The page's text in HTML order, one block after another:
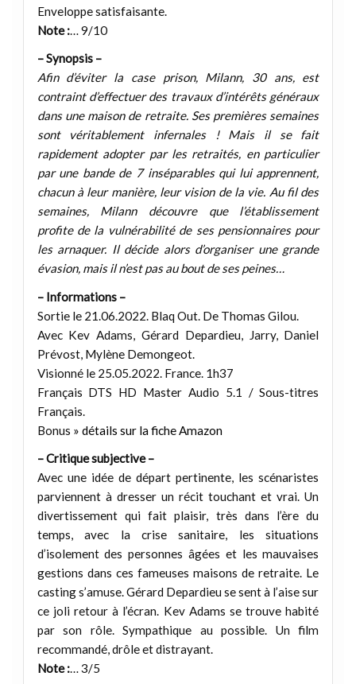
Enveloppe satisfaisante.
Note :… 9/10
– Synopsis –
Afin d’éviter la case prison, Milann, 30 ans, est
contraint d’effectuer des travaux d’intérêts généraux
dans une maison de retraite. Ses premières semaines
sont véritablement infernales ! Mais il se fait
rapidement adopter par les retraités, en particulier
par une bande de 7 inséparables qui lui apprennent,
chacun à leur manière, leur vision de la vie. Au fil des
semaines, Milann découvre que l’établissement
profite de la vulnérabilité de ses pensionnaires pour
les arnaquer. Il décide alors d’organiser une grande
évasion, mais il n’est pas au bout de ses peines…
– Informations –
Sortie le 21.06.2022. Blaq Out. De Thomas Gilou.
Avec Kev Adams, Gérard Depardieu, Jarry, Daniel
Prévost, Mylène Demongeot.
Visionné le 25.05.2022. France. 1h37
Français DTS HD Master Audio 5.1 / Sous-titres
Français.
Bonus » détails sur la fiche Amazon
– Critique subjective –
Avec une idée de départ pertinente, les scénaristes
parviennent à dresser un récit touchant et vrai. Un
divertissement qui fait plaisir, très dans l’ère du
temps, avec la crise sanitaire, les situations
d’isolement des personnes âgées et les mauvaises
gestions dans ces fameuses maisons de retraite. Le
casting s’amuse. Gérard Depardieu se sent à l’aise sur
ce joli retour à l’écran. Kev Adams se trouve habité
par son rôle. Sympathique au possible. Un film
recommandé, drôle et distrayant.
Note :… 3/5